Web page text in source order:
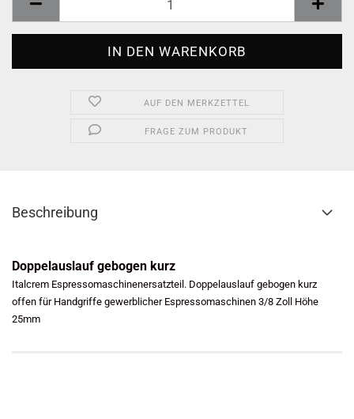
AUF DEN MERKZETTEL
FRAGE ZUM PRODUKT
Beschreibung
Doppelauslauf gebogen kurz
Italcrem Espressomaschinenersatzteil. Doppelauslauf gebogen kurz
offen für Handgriffe gewerblicher Espressomaschinen 3/8 Zoll Höhe
25mm